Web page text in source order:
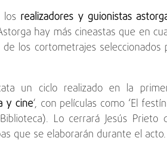
realizadores y guionistas
hay más cineastas que en
los cortometrajes
un ciclo realizado en la
y cine‘, con películas como ‘El
Lo cerrará Jesús Prieto
que se elaborarán durante el acto.